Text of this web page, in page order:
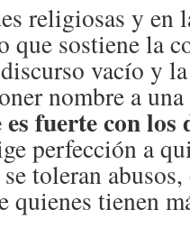
religiosas y en
que sostiene la
vacío y
nombre a
fuerte con
perfección a
toleran
quienes tienen